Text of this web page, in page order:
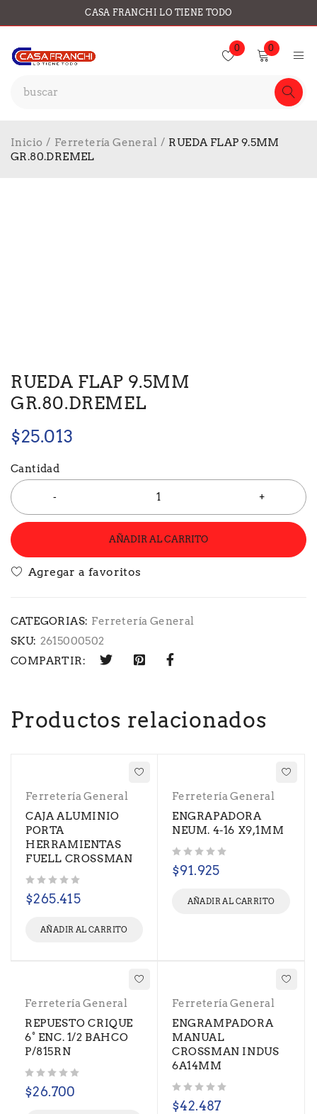
CASA FRANCHI LO TIENE TODO
0 0
Inicio / Ferretería General / RUEDA FLAP 9.5MM
GR.80.DREMEL
RUEDA FLAP 9.5MM
GR.80.DREMEL
$25.013
Cantidad
AÑADIR AL CARRITO
CATEGORIAS: Ferretería General
SKU: 2615000502
COMPARTIR:
Productos relacionados
Ferretería General
CAJA ALUMINIO
PORTA
HERRAMIENTAS
FUELL CROSSMAN
$265.415
AÑADIR AL CARRITO
Ferretería General
ENGRAPADORA
NEUM. 4-16 X9,1MM
$91.925
AÑADIR AL CARRITO
Ferretería General
REPUESTO CRIQUE
6° ENC. 1/2 BAHCO
P/815RN
$26.700
Ferretería General
ENGRAMPADORA
MANUAL
CROSSMAN INDUS
6A14MM
$42.487